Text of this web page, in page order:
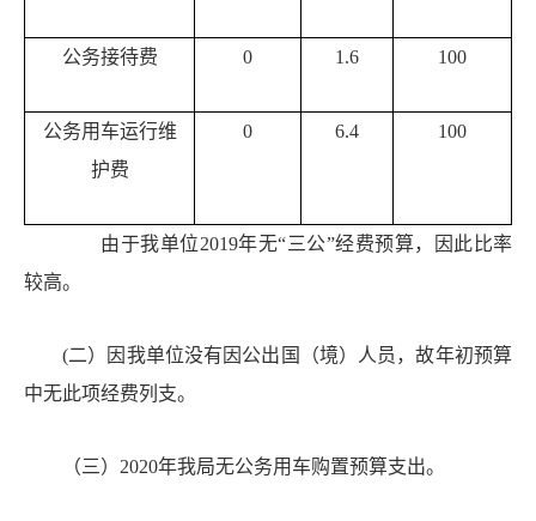
公务接待费 0 1.6 100
公务用车运行维
护费
0 6.4 100
由于我单位2019年无“三公”经费预算，因此比率
较高。
(二）因我单位没有因公出国（境）人员，故年初预算
中无此项经费列支。
（三） 2020年我局无公务用车购置预算支出。